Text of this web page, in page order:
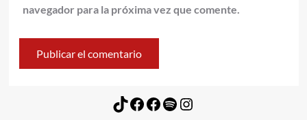
navegador para la próxima vez que comente.
TikTok
Facebook
Facebook
Spotify
Instagram